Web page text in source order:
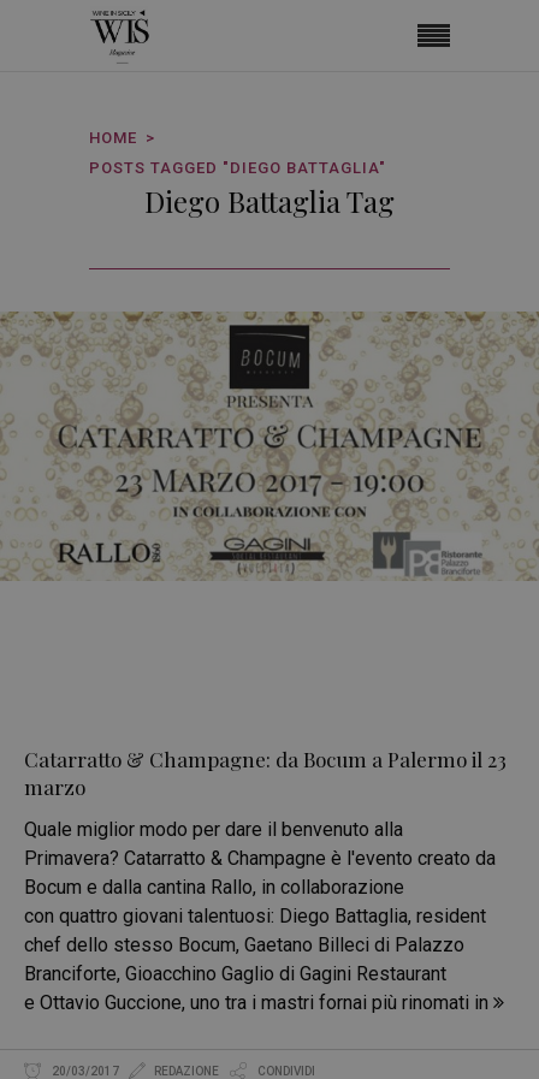
HOME
POSTS TAGGED "DIEGO BATTAGLIA"
Diego Battaglia Tag
Catarratto & Champagne: da Bocum a Palermo il 23
marzo
Quale miglior modo per dare il benvenuto alla
Primavera? Catarratto & Champagne è l'evento creato da
Bocum e dalla cantina Rallo, in collaborazione
con quattro giovani talentuosi: Diego Battaglia, resident
chef dello stesso Bocum, Gaetano Billeci di Palazzo
Branciforte, Gioacchino Gaglio di Gagini Restaurant
e Ottavio Guccione, uno tra i mastri fornai più rinomati in
20/03/2017 REDAZIONE CONDIVIDI